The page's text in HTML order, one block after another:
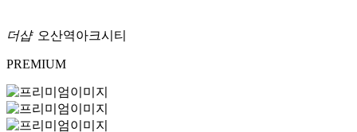
더샵 오산역아크시티
PREMIUM